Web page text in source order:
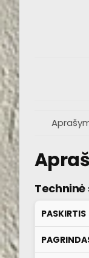
PASKIRTIS